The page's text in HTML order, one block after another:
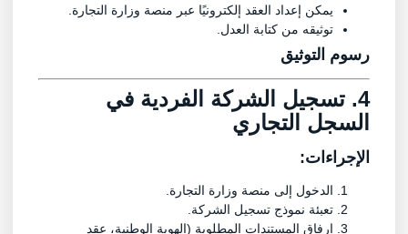
يمكن إعداد العقد إلكترونيًا عبر منصة وزارة التجارة.
توثيقه من كتابة العدل.
رسوم التوثيق
4. تسجيل الشركة الفردية في
السجل التجاري
الإجراءات:
الدخول إلى منصة وزارة التجارة.
تعبئة نموذج تسجيل الشركة.
إرفاق المستندات المطلوبة (الهوية الوطنية، عقد